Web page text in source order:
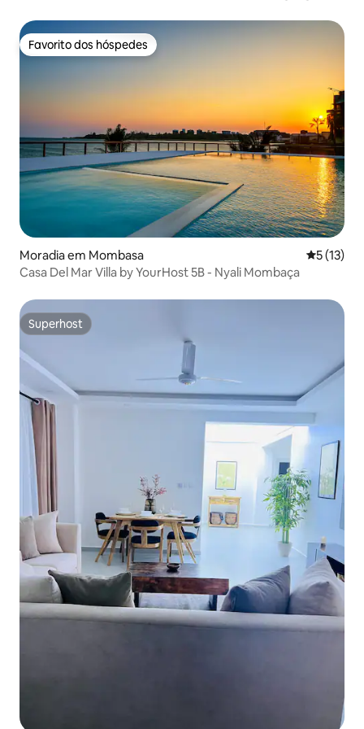
Favorito dos hóspedes
Favorito dos hóspedes
Moradia em Mombasa
5 (13)
Casa Del Mar Villa by YourHost 5B - Nyali Mombaça
Superhost
Superhost